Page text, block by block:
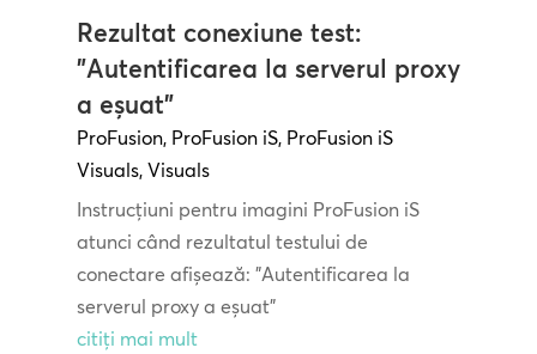
Rezultat conexiune test:
"Autentificarea la serverul proxy
a eșuat"
ProFusion, ProFusion iS, ProFusion iS
Visuals, Visuals
Instrucțiuni pentru imagini ProFusion iS
atunci când rezultatul testului de
conectare afișează: "Autentificarea la
serverul proxy a eșuat"
citiți mai mult